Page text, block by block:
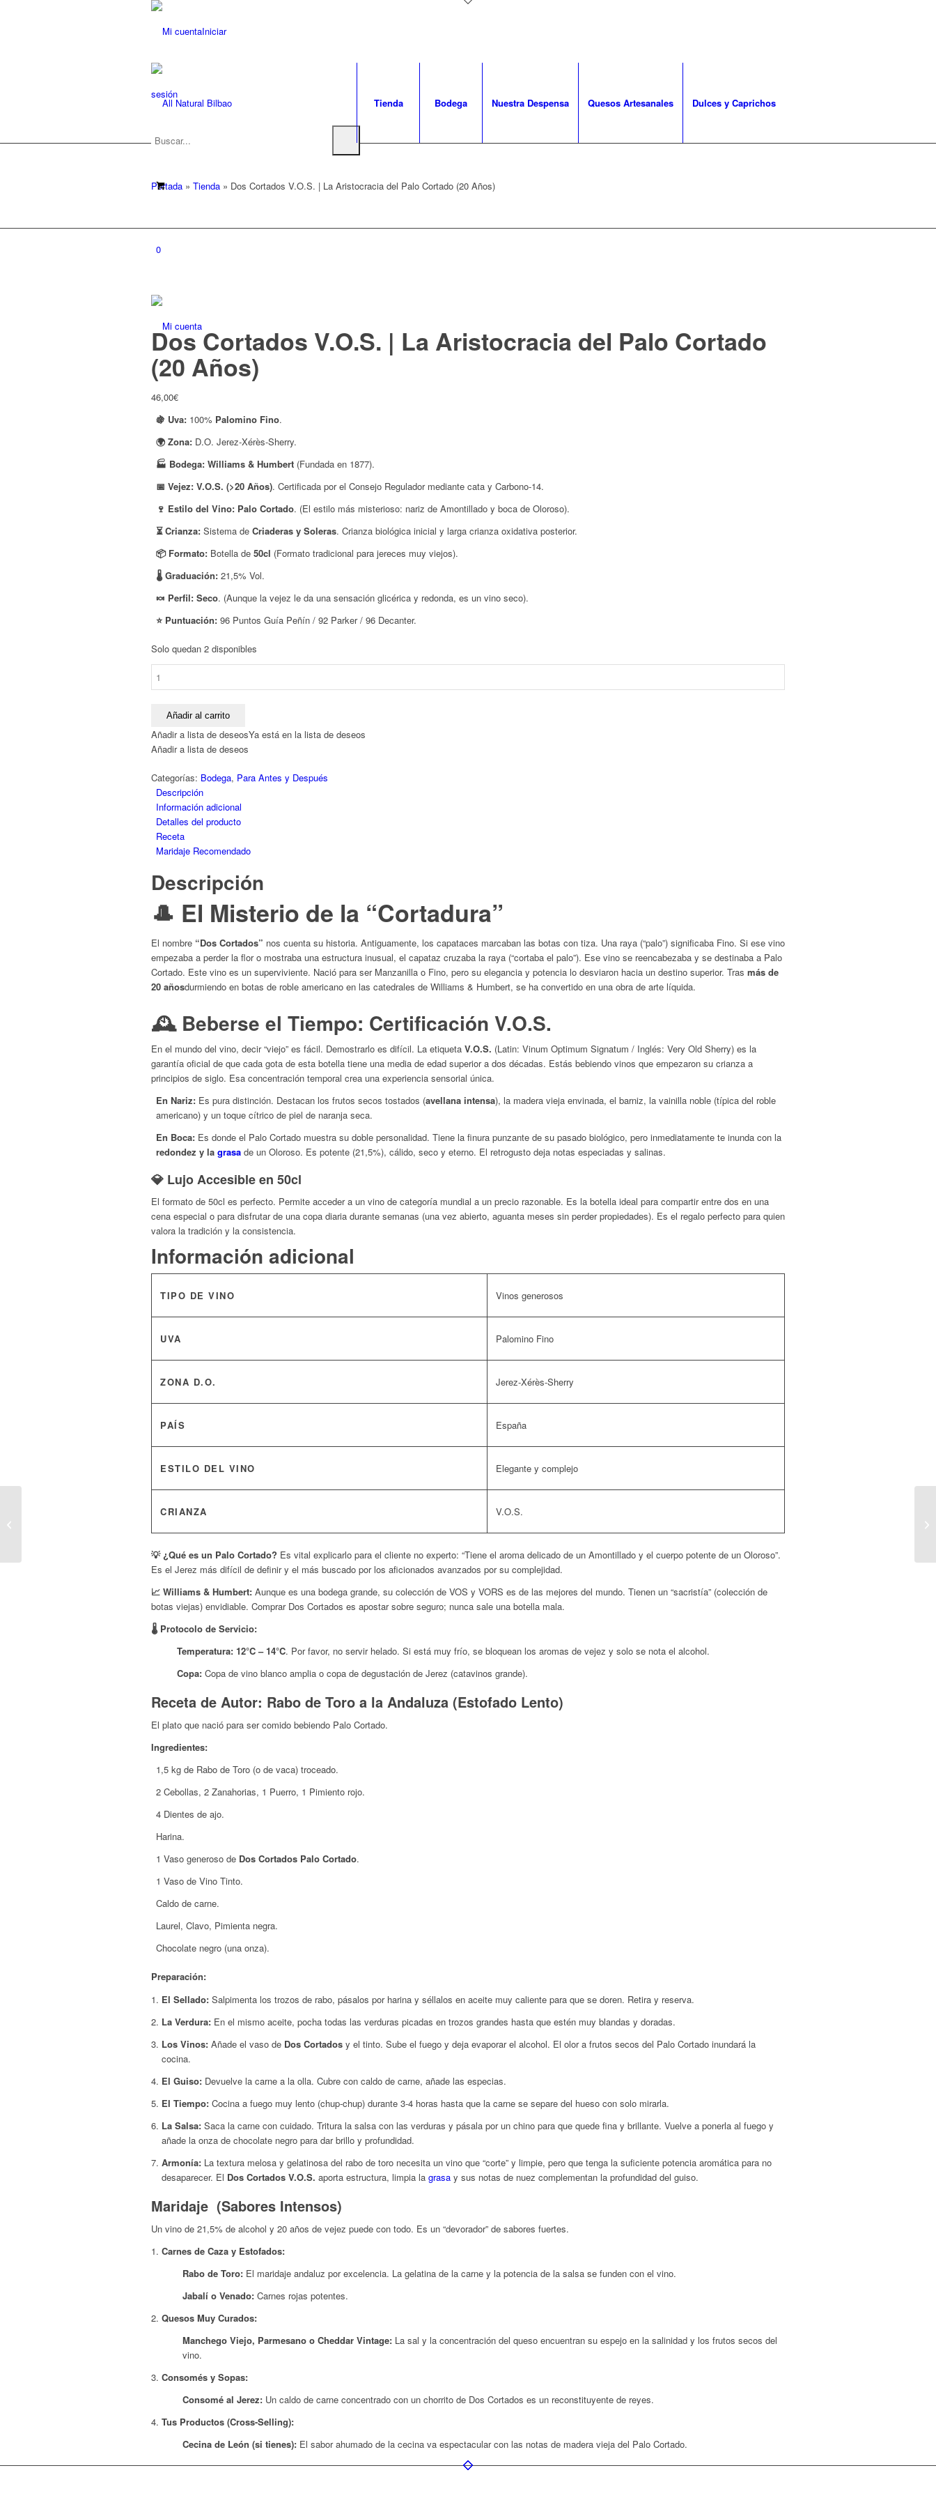
Iniciar
sesión
0
Tienda Bodega Nuestra Despensa Quesos Artesanales Dulces y Caprichos
Portada » Tienda » Dos Cortados V.O.S. | La Aristocracia del Palo Cortado (20 Años)
Dos Cortados V.O.S. | La Aristocracia del Palo Cortado
(20 Años)
46,00€
🍇 Uva: 100% Palomino Fino.
🌍 Zona: D.O. Jerez-Xérès-Sherry.
🏭 Bodega: Williams & Humbert (Fundada en 1877).
📅 Vejez: V.O.S. (>20 Años). Certificada por el Consejo Regulador mediante cata y Carbono-14.
🍷 Estilo del Vino: Palo Cortado. (El estilo más misterioso: nariz de Amontillado y boca de Oloroso).
⏳ Crianza: Sistema de Criaderas y Soleras. Crianza biológica inicial y larga crianza oxidativa posterior.
📦 Formato: Botella de 50cl (Formato tradicional para jereces muy viejos).
🌡️ Graduación: 21,5% Vol.
🍬 Perfil: Seco. (Aunque la vejez le da una sensación glicérica y redonda, es un vino seco).
⭐ Puntuación: 96 Puntos Guía Peñín / 92 Parker / 96 Decanter.
Solo quedan 2 disponibles
La
Aristocracia
Palo
Cortado
(20
Años)
cantidad
Añadir al carrito
Añadir a lista de deseosYa está en la lista de deseos
Añadir a lista de deseos
Categorías: Bodega, Para Antes y Después
Descripción
Información adicional
Detalles del producto
Receta
Maridaje Recomendado
Descripción
🎩 El Misterio de la “Cortadura”
El nombre “Dos Cortados” nos cuenta su historia. Antiguamente, los capataces marcaban las botas con tiza. Una raya (“palo”) significaba Fino. Si ese vino
empezaba a perder la flor o mostraba una estructura inusual, el capataz cruzaba la raya (“cortaba el palo”). Ese vino se reencabezaba y se destinaba a Palo
Cortado. Este vino es un superviviente. Nació para ser Manzanilla o Fino, pero su elegancia y potencia lo desviaron hacia un destino superior. Tras más de
20 añosdurmiendo en botas de roble americano en las catedrales de Williams & Humbert, se ha convertido en una obra de arte líquida.
🕰️ Beberse el Tiempo: Certificación V.O.S.
En el mundo del vino, decir “viejo” es fácil. Demostrarlo es difícil. La etiqueta V.O.S. (Latin: Vinum Optimum Signatum / Inglés: Very Old Sherry) es la
garantía oficial de que cada gota de esta botella tiene una media de edad superior a dos décadas. Estás bebiendo vinos que empezaron su crianza a
principios de siglo. Esa concentración temporal crea una experiencia sensorial única.
En Nariz: Es pura distinción. Destacan los frutos secos tostados (avellana intensa), la madera vieja envinada, el barniz, la vainilla noble (típica del roble
americano) y un toque cítrico de piel de naranja seca.
En Boca: Es donde el Palo Cortado muestra su doble personalidad. Tiene la finura punzante de su pasado biológico, pero inmediatamente te inunda con la
redondez y la grasa de un Oloroso. Es potente (21,5%), cálido, seco y eterno. El retrogusto deja notas especiadas y salinas.
💎 Lujo Accesible en 50cl
El formato de 50cl es perfecto. Permite acceder a un vino de categoría mundial a un precio razonable. Es la botella ideal para compartir entre dos en una
cena especial o para disfrutar de una copa diaria durante semanas (una vez abierto, aguanta meses sin perder propiedades). Es el regalo perfecto para quien
valora la tradición y la consistencia.
Información adicional
TIPO DE VINO Vinos generosos
UVA Palomino Fino
ZONA D.O. Jerez-Xérès-Sherry
PAÍS España
ESTILO DEL VINO Elegante y complejo
CRIANZA V.O.S.
💡 ¿Qué es un Palo Cortado? Es vital explicarlo para el cliente no experto: “Tiene el aroma delicado de un Amontillado y el cuerpo potente de un Oloroso”.
Es el Jerez más difícil de definir y el más buscado por los aficionados avanzados por su complejidad.
📈 Williams & Humbert: Aunque es una bodega grande, su colección de VOS y VORS es de las mejores del mundo. Tienen un “sacristía” (colección de
botas viejas) envidiable. Comprar Dos Cortados es apostar sobre seguro; nunca sale una botella mala.
🌡️ Protocolo de Servicio:
Temperatura: 12°C – 14°C. Por favor, no servir helado. Si está muy frío, se bloquean los aromas de vejez y solo se nota el alcohol.
Copa: Copa de vino blanco amplia o copa de degustación de Jerez (catavinos grande).
Receta de Autor: Rabo de Toro a la Andaluza (Estofado Lento)
El plato que nació para ser comido bebiendo Palo Cortado.
Ingredientes:
1,5 kg de Rabo de Toro (o de vaca) troceado.
2 Cebollas, 2 Zanahorias, 1 Puerro, 1 Pimiento rojo.
4 Dientes de ajo.
Harina.
1 Vaso generoso de Dos Cortados Palo Cortado.
1 Vaso de Vino Tinto.
Caldo de carne.
Laurel, Clavo, Pimienta negra.
Chocolate negro (una onza).
Preparación:
El Sellado: Salpimenta los trozos de rabo, pásalos por harina y séllalos en aceite muy caliente para que se doren. Retira y reserva.
La Verdura: En el mismo aceite, pocha todas las verduras picadas en trozos grandes hasta que estén muy blandas y doradas.
Los Vinos: Añade el vaso de Dos Cortados y el tinto. Sube el fuego y deja evaporar el alcohol. El olor a frutos secos del Palo Cortado inundará la
cocina.
El Guiso: Devuelve la carne a la olla. Cubre con caldo de carne, añade las especias.
El Tiempo: Cocina a fuego muy lento (chup-chup) durante 3-4 horas hasta que la carne se separe del hueso con solo mirarla.
La Salsa: Saca la carne con cuidado. Tritura la salsa con las verduras y pásala por un chino para que quede fina y brillante. Vuelve a ponerla al fuego y
añade la onza de chocolate negro para dar brillo y profundidad.
Armonía: La textura melosa y gelatinosa del rabo de toro necesita un vino que “corte” y limpie, pero que tenga la suficiente potencia aromática para no
desaparecer. El Dos Cortados V.O.S. aporta estructura, limpia la grasa y sus notas de nuez complementan la profundidad del guiso.
Maridaje (Sabores Intensos)
Un vino de 21,5% de alcohol y 20 años de vejez puede con todo. Es un “devorador” de sabores fuertes.
Carnes de Caza y Estofados:
Rabo de Toro: El maridaje andaluz por excelencia. La gelatina de la carne y la potencia de la salsa se funden con el vino.
Jabalí o Venado: Carnes rojas potentes.
Quesos Muy Curados:
Manchego Viejo, Parmesano o Cheddar Vintage: La sal y la concentración del queso encuentran su espejo en la salinidad y los frutos secos del
vino.
Consomés y Sopas:
Consomé al Jerez: Un caldo de carne concentrado con un chorrito de Dos Cortados es un reconstituyente de reyes.
Tus Productos (Cross-Selling):
Cecina de León (si tienes): El sabor ahumado de la cecina va espectacular con las notas de madera vieja del Palo Cortado.